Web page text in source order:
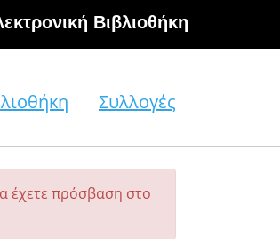
Βιβλιοθήκη
Συλλογές
έχετε πρόσβαση στο